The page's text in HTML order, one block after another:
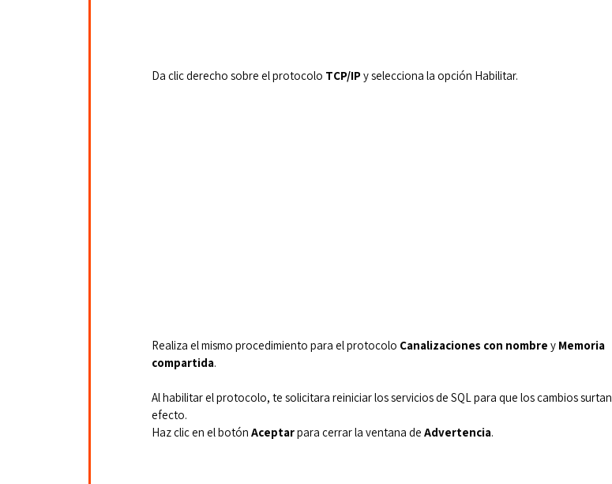
Da clic derecho sobre el protocolo TCP/IP y selecciona la opción Habilitar.
Realiza el mismo procedimiento para el protocolo Canalizaciones con nombre y Memoria
compartida.
Al habilitar el protocolo, te solicitara reiniciar los servicios de SQL para que los cambios surtan
efecto.
Haz clic en el botón Aceptar para cerrar la ventana de Advertencia.